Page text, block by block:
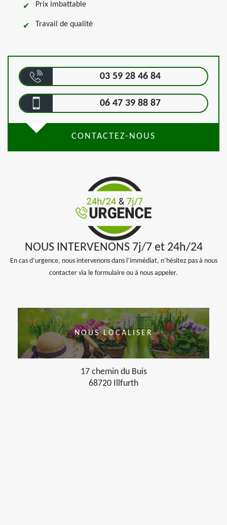
Prix imbattable
Travail de qualité
03 59 28 46 84
06 47 39 88 87
CONTACTEZ-NOUS
NOUS INTERVENONS 7j/7 et 24h/24
En cas d’urgence, nous intervenons dans l’immédiat, n’hésitez pas à nous
contacter via le formulaire ou à nous appeler.
NOUS LOCALISER
17 chemin du Buis
68720 Illfurth